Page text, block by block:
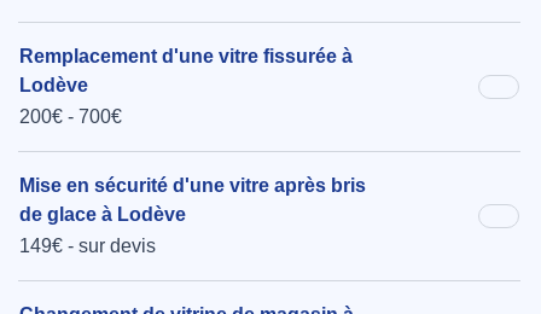
Remplacement d'une vitre fissurée à
Lodève
200€ - 700€
Mise en sécurité d'une vitre après bris
de glace à Lodève
149€ - sur devis